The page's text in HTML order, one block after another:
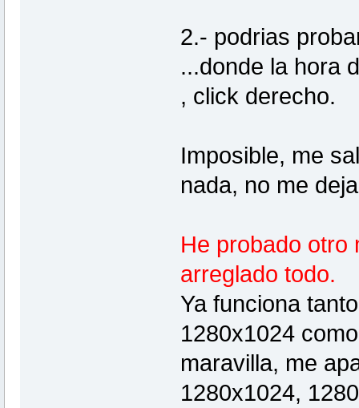
2.- podrias
...donde la hora
, click derecho.
Imposible, me
nada, no me
He probado otro
arreglado todo.
Ya funciona
1280x1024
maravilla, me
1280x1024,